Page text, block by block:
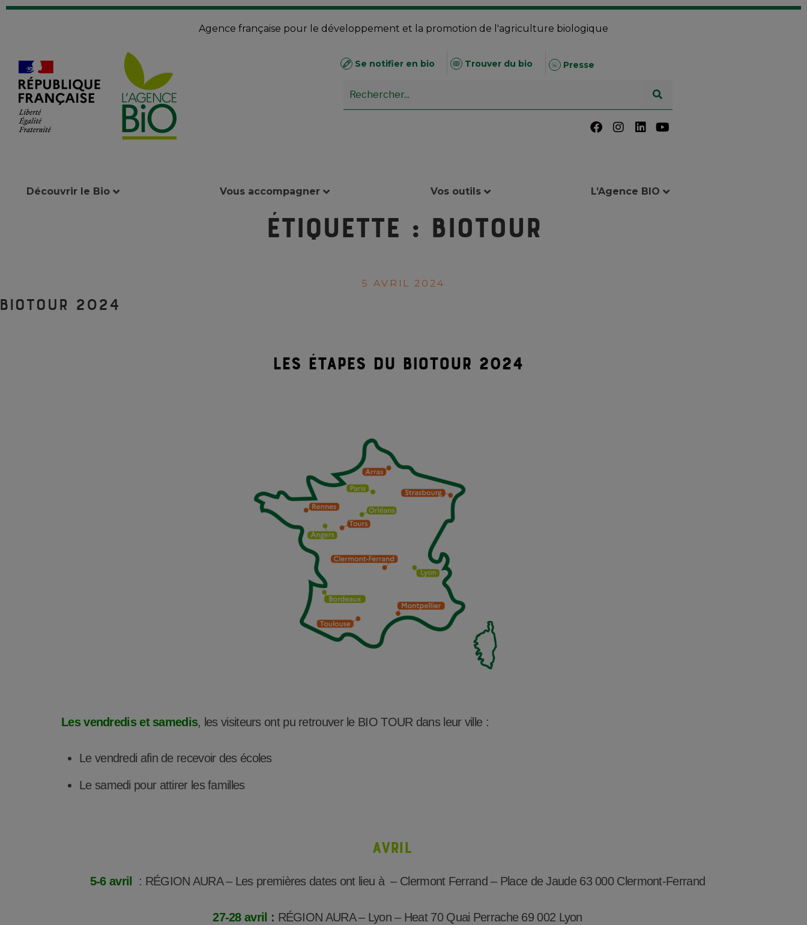
Agence française pour le développement et la promotion de l'agriculture biologique
Se notifier en bio Trouver du bio Presse
Découvrir le Bio Vous accompagner Vos outils L’Agence BIO
Étiquette : BioTour
5 AVRIL 2024
2024
les étapes du biotour 2024
Les vendredis et samedis, les visiteurs ont pu retrouver le BIO TOUR dans leur ville :
Le vendredi afin de recevoir des écoles
Le samedi pour attirer les familles
AVRIL
5-6 avril : RÉGION AURA – Les premières dates ont lieu à – Clermont Ferrand – Place de Jaude 63 000 Clermont-Ferrand
27-28 avril : RÉGION AURA – Lyon – Heat 70 Quai Perrache 69 002 Lyon